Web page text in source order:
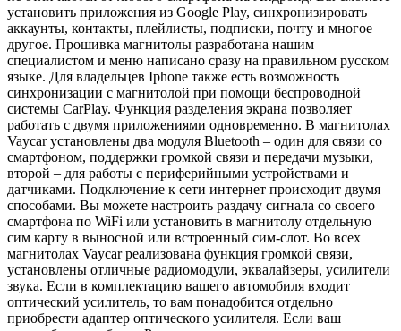
установить приложения из Google Play, синхронизировать
аккаунты, контакты, плейлисты, подписки, почту и многое
другое. Прошивка магнитолы разработана нашим
специалистом и меню написано сразу на правильном русском
языке. Для владельцев Iphone также есть возможность
синхронизации с магнитолой при помощи беспроводной
системы CarPlay. Функция разделения экрана позволяет
работать с двумя приложениями одновременно. В магнитолах
Vaycar установлены два модуля Bluetooth – один для связи со
смартфоном, поддержки громкой связи и передачи музыки,
второй – для работы с периферийными устройствами и
датчиками. Подключение к сети интернет происходит двумя
способами. Вы можете настроить раздачу сигнала со своего
смартфона по WiFi или установить в магнитолу отдельную
сим карту в выносной или встроенный сим-слот. Во всех
магнитолах Vaycar реализована функция громкой связи,
установлены отличные радиомодули, эквалайзеры, усилители
звука. Если в комплектацию вашего автомобиля входит
оптический усилитель, то вам понадобится отдельно
приобрести адаптер оптического усилителя. Если ваш